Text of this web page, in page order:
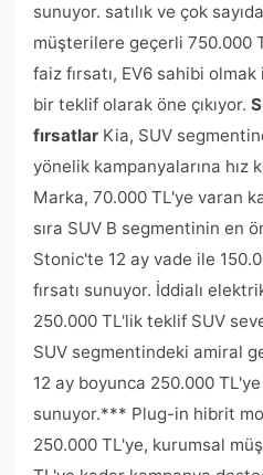
sunuyor. satılık ve çok
müşterilere geçerli 750.000
faiz fırsatı, EV6 sahibi
bir teklif olarak öne çıkıyor.
fırsatlar Kia, SUV
yönelik kampanyalarına hız
Marka, 70.000 TL'ye varan
sıra SUV B segmentinin en
Stonic'te 12 ay vade ile
fırsatı sunuyor. İddialı
250.000 TL'lik teklif SUV
SUV segmentindeki amiral
12 ay boyunca 250.000 TL'ye
sunuyor.*** Plug-in hibrit
250.000 TL'ye, kurumsal